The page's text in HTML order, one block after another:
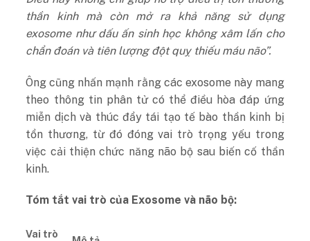
thần kinh mà còn mở ra khả năng sử dụng
exosome như dấu ấn sinh học không xâm lấn cho
chẩn đoán và tiên lượng đột quỵ thiếu máu não”.
Ông cũng nhấn mạnh rằng các exosome này mang
theo thông tin phân tử có thể điều hòa đáp ứng
miễn dịch và thúc đẩy tái tạo tế bào thần kinh bị
tổn thương, từ đó đóng vai trò trọng yếu trong
việc cải thiện chức năng não bộ sau biến cố thần
kinh.
Tóm tắt vai trò của Exosome và não bộ:
Vai trò